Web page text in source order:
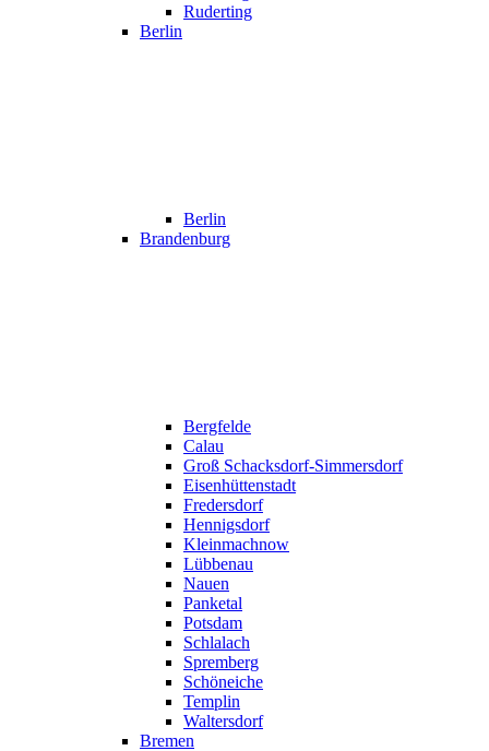
Ruderting
Berlin
Berlin
Brandenburg
Bergfelde
Calau
Groß Schacksdorf-Simmersdorf
Eisenhüttenstadt
Fredersdorf
Hennigsdorf
Kleinmachnow
Lübbenau
Nauen
Panketal
Potsdam
Schlalach
Spremberg
Schöneiche
Templin
Waltersdorf
Bremen